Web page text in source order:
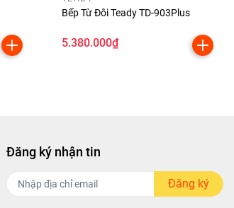
Bếp Từ Đôi Teady TD-903Plus
5.380.000₫
Đăng ký nhận tin
Đăng ký